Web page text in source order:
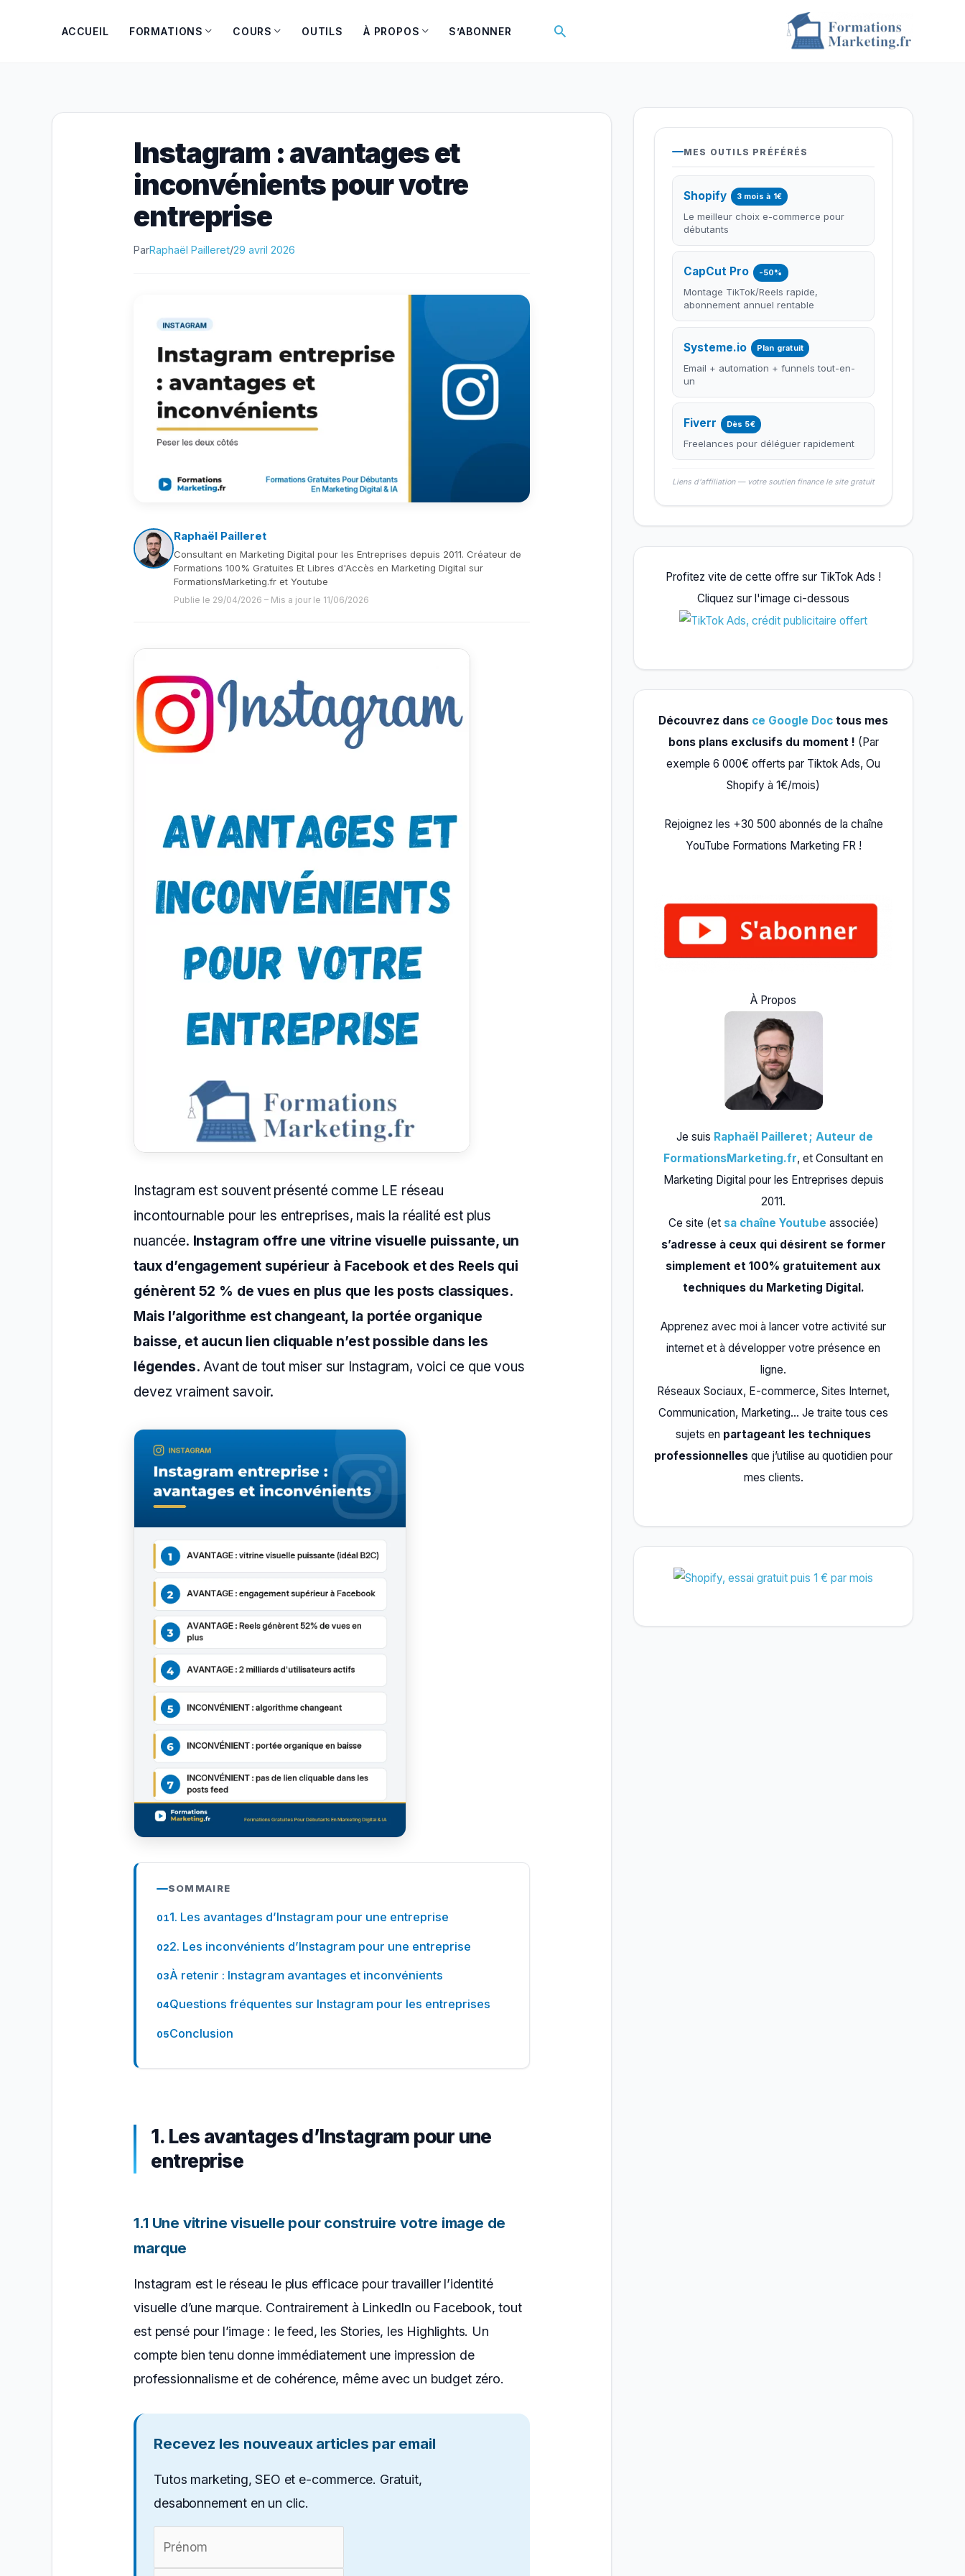
ACCUEIL FORMATIONS COURS OUTILS À PROPOS S’ABONNER Rechercher
Instagram : avantages et
inconvénients pour votre
entreprise
ParRaphaël Pailleret/29 avril 2026
Raphaël Pailleret
Consultant en Marketing Digital pour les Entreprises depuis 2011. Créateur de
Formations 100% Gratuites Et Libres d'Accès en Marketing Digital sur
FormationsMarketing.fr et Youtube
Publie le 29/04/2026 – Mis a jour le 11/06/2026
Instagram est souvent présenté comme LE réseau
incontournable pour les entreprises, mais la réalité est plus
nuancée. Instagram offre une vitrine visuelle puissante, un
taux d’engagement supérieur à Facebook et des Reels qui
génèrent 52 % de vues en plus que les posts classiques.
Mais l’algorithme est changeant, la portée organique
baisse, et aucun lien cliquable n’est possible dans les
légendes. Avant de tout miser sur Instagram, voici ce que vous
devez vraiment savoir.
SOMMAIRE
1. Les avantages d’Instagram pour une entreprise
2. Les inconvénients d’Instagram pour une entreprise
À retenir : Instagram avantages et inconvénients
Questions fréquentes sur Instagram pour les entreprises
Conclusion
1. Les avantages d’Instagram pour une
entreprise
1.1 Une vitrine visuelle pour construire votre image de
marque
Instagram est le réseau le plus efficace pour travailler l’identité
visuelle d’une marque. Contrairement à LinkedIn ou Facebook, tout
est pensé pour l’image : le feed, les Stories, les Highlights. Un
compte bien tenu donne immédiatement une impression de
professionnalisme et de cohérence, même avec un budget zéro.
Recevez les nouveaux articles par email
Tutos marketing, SEO et e-commerce. Gratuit,
desabonnement en un clic.
MES OUTILS PRÉFÉRÉS
Shopify 3 mois à 1€
Le meilleur choix e-commerce pour
débutants
CapCut Pro -50%
Montage TikTok/Reels rapide,
abonnement annuel rentable
Systeme.io Plan gratuit
Email + automation + funnels tout-en-
un
Fiverr Dès 5€
Freelances pour déléguer rapidement
Liens d'affiliation — votre soutien finance le site gratuit
Profitez vite de cette offre sur TikTok Ads !
Cliquez sur l'image ci-dessous
Découvrez dans ce Google Doc tous mes
bons plans exclusifs du moment ! (Par
exemple 6 000€ offerts par Tiktok Ads, Ou
Shopify à 1€/mois)
Rejoignez les +30 500 abonnés de la chaîne
YouTube Formations Marketing FR !
À Propos
Je suis Raphaël Pailleret ; Auteur de
FormationsMarketing.fr, et Consultant en
Marketing Digital pour les Entreprises depuis
2011.
Ce site (et sa chaîne Youtube associée)
s’adresse à ceux qui désirent se former
simplement et 100% gratuitement aux
techniques du Marketing Digital.
Apprenez avec moi à lancer votre activité sur
internet et à développer votre présence en
ligne.
Réseaux Sociaux, E-commerce, Sites Internet,
Communication, Marketing… Je traite tous ces
sujets en partageant les techniques
professionnelles que j’utilise au quotidien pour
mes clients.